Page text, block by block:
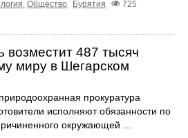
, Общество Бурятия
725
возместит 487 тысяч
миру в Шегарском
прокуратура
исполняют обязанности по
окружающей ...